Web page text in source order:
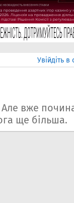
Увійдіть в
вже
ще більша.